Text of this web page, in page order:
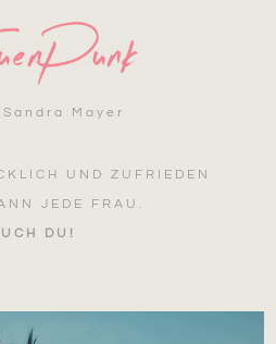
Mayer
UND ZUFRIEDEN
JEDE FRAU.
DU!